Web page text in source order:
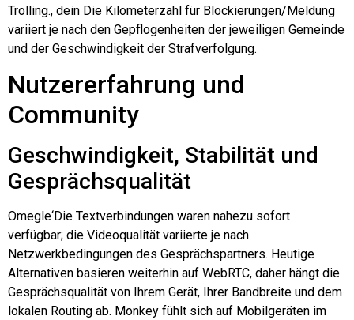
Trolling., dein Die Kilometerzahl für Blockierungen/Meldung
variiert je nach den Gepflogenheiten der jeweiligen Gemeinde
und der Geschwindigkeit der Strafverfolgung.
Nutzererfahrung und
Community
Geschwindigkeit, Stabilität und
Gesprächsqualität
Omegle‘Die Textverbindungen waren nahezu sofort
verfügbar; die Videoqualität variierte je nach
Netzwerkbedingungen des Gesprächspartners. Heutige
Alternativen basieren weiterhin auf WebRTC, daher hängt die
Gesprächsqualität von Ihrem Gerät, Ihrer Bandbreite und dem
lokalen Routing ab. Monkey fühlt sich auf Mobilgeräten im